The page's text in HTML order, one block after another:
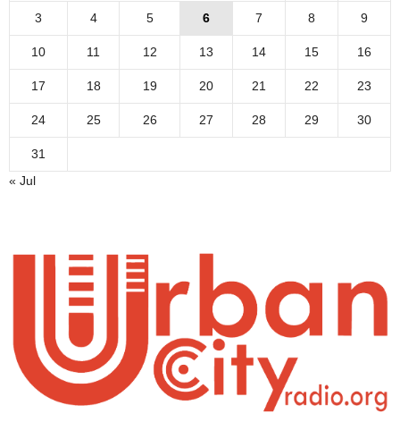
3 4 5 6 7 8 9
10 11 12 13 14 15 16
17 18 19 20 21 22 23
24 25 26 27 28 29 30
31
« Jul